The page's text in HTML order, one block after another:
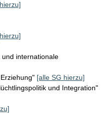
internationale
[alle SG hierzu]
und Integration"